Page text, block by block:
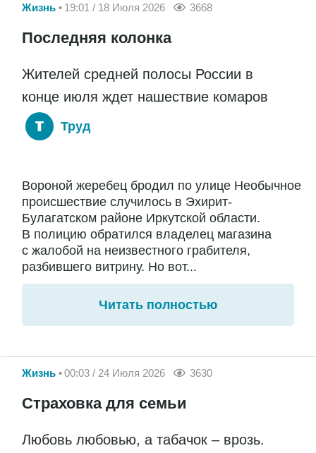
Жизнь 19:01 / 18 Июля 2026 3668
Последняя колонка
Жителей средней полосы России в
конце июля ждет нашествие комаров
Труд
Вороной жеребец бродил по улице Необычное
происшествие случилось в Эхирит-
Булагатском районе Иркутской области.
В полицию обратился владелец магазина
с жалобой на неизвестного грабителя,
разбившего витрину. Но вот...
Читать полностью
Жизнь 00:03 / 24 Июля 2026 3630
Страховка для семьи
Любовь любовью, а табачок – врозь.